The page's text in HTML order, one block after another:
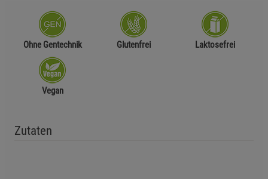
Ohne Gentechnik Glutenfrei Laktosefrei
Vegan
Zutaten